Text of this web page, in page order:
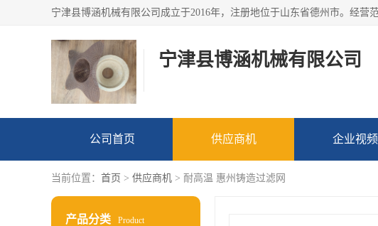
宁津县博涵机械有限公司
公司首页 供应商机 企业视频
当前位置： 首页 > 供应商机 > 耐高温 惠州铸造过滤网
产品分类 Product